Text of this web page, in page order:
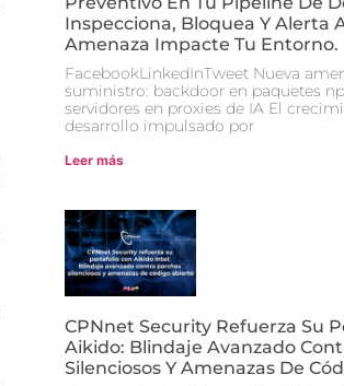
Inspecciona, Bloquea Y Alerta
Amenaza Impacte Tu Entorno.
FacebookLinkedInTweet Nueva
suministro: backdoor en paquetes
servidores en proxies de IA El
desarrollo impulsado por
Leer más
CPNnet Security Refuerza Su
Aikido: Blindaje Avanzado
Silenciosos Y Amenazas De